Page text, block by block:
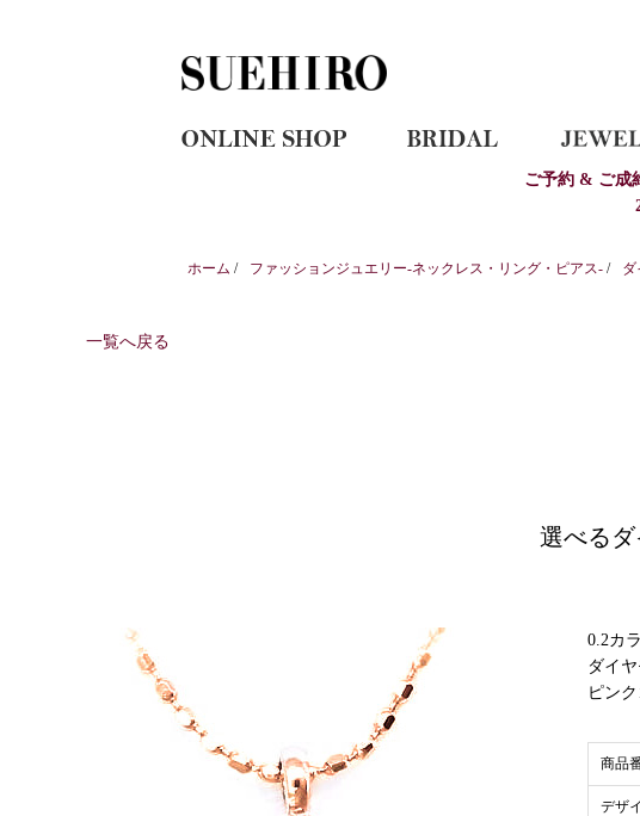
ご予約 & ご成
ホーム / ファッションジュエリー-ネックレス・リング・ピアス- / ダ
一覧へ戻る
選べる
0.2カ
ダイ
ピン
商品
デザ